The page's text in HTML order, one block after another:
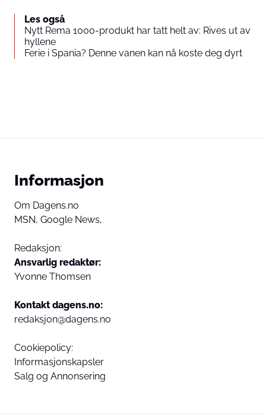
Les også
Nytt Rema 1000-produkt har tatt helt av: Rives ut av
hyllene
Ferie i Spania? Denne vanen kan nå koste deg dyrt
Informasjon
Om Dagens.no
MSN, Google News,
Redaksjon:
Ansvarlig redaktør:
Yvonne Thomsen
Kontakt dagens.no:
redaksjon@dagens.no
Cookiepolicy:
Informasjonskapsler
Salg og Annonsering